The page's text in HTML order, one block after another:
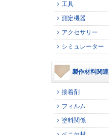
工具
測定機器
アクセサリー
シミュレーター
製作材料関連
接着剤
フィルム
塗料関係